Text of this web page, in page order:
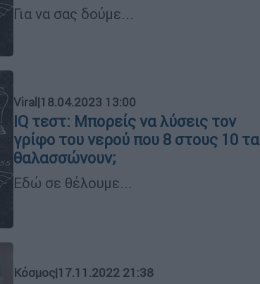
Για να σας δούμε...
Viral|18.04.2023 13:00
IQ τεστ: Μπορείς να λύσεις τον
γρίφο του νερού που 8 στους 10 τα
θαλασσώνουν;
Εδώ σε θέλουμε...
Κόσμος|17.11.2022 21:38